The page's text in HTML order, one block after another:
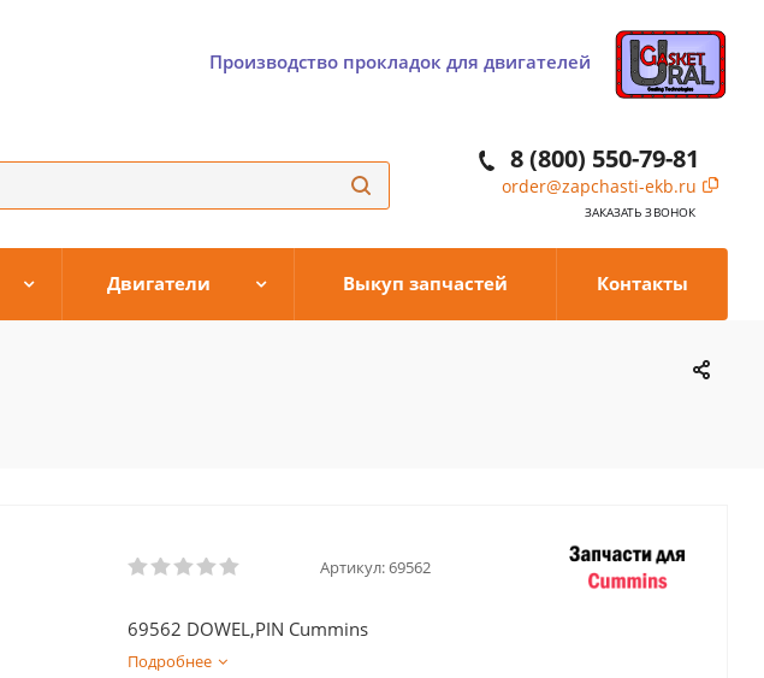
Производство прокладок для двигателей
8 (800) 550-79-81
order@zapchasti-ekb.ru
ЗАКАЗАТЬ ЗВОНОК
Двигатели Выкуп запчастей Контакты
Артикул:69562
69562 DOWEL,PIN Cummins
Подробнее